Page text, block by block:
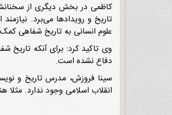
کاظمی در بخش دیگری از
تاریخ و رویداد‌ها می‌برد.
علوم انسانی به تاریخ شفاهی کمک
وی تاکید کرد: برای آنکه تاریخ
دفاع نشده است.
سینا فروزش، مدرس تاریخ و
انقلاب اسلامی وجود ندارد.